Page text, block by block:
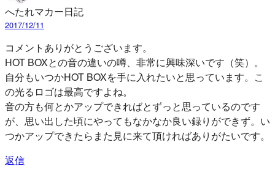
へたれマカー日記
2017/12/11
コメントありがとうございます。
HOT BOXとの音の違いの噂、非常に興味深いです（笑）。
自分もいつかHOT BOXを手に入れたいと思っています。こ
の光るロゴは最高ですよね。
音の方も何とかアップできればとずっと思っているのです
が、思い出した頃にやってもなかなか良い録りができず。い
つかアップできたらまた見に来て頂ければありがたいです。
返信